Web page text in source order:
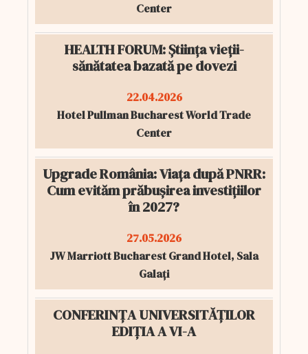
Center
HEALTH FORUM: Știința vieții-
sănătatea bazată pe dovezi
22.04.2026
Hotel Pullman Bucharest World Trade
Center
Upgrade România: Viața după PNRR:
Cum evităm prăbușirea investițiilor
în 2027?
27.05.2026
JW Marriott Bucharest Grand Hotel, Sala
Galați
CONFERINȚA UNIVERSITĂȚILOR
EDIȚIA A VI-A